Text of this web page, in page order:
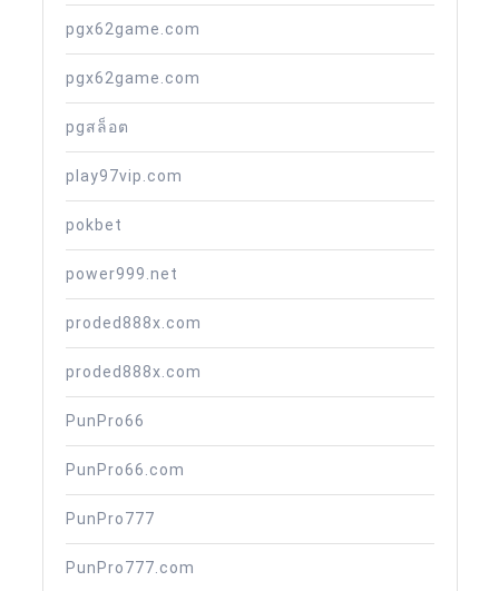
pgx62game.com
pgx62game.com
pgสล็อต
play97vip.com
pokbet
power999.net
proded888x.com
proded888x.com
PunPro66
PunPro66.com
PunPro777
PunPro777.com